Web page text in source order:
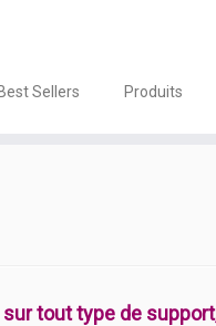
Best Sellers Produits
tout type de